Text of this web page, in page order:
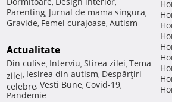
, ,
Parenting, Jurnal de mama singura,
Gravide, Femei curajoase, Autism
Actualitate
Din culise, Interviu, Stirea zilei, Tema
zilei, Iesirea din autism, Despărţiri
celebre, Vesti Bune, Covid-19,
Pandemie